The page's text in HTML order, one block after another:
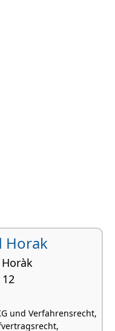
Horak
und Verfahrensrecht,